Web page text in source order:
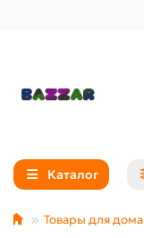
Каталог
Товары для дома